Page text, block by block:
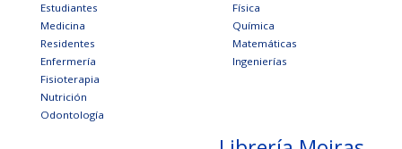
Estudiantes
Medicina
Residentes
Enfermería
Fisioterapia
Nutrición
Odontología
Física
Química
Matemáticas
Ingenierías